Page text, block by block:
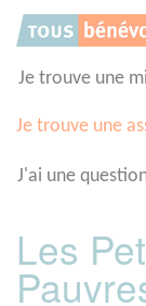
Je trouve une
Je trouve une
J'ai une
Les
Panneau de gestion